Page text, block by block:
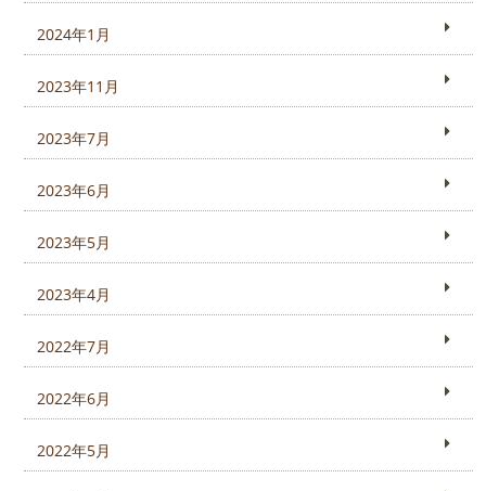
2024年1月
2023年11月
2023年7月
2023年6月
2023年5月
2023年4月
2022年7月
2022年6月
2022年5月